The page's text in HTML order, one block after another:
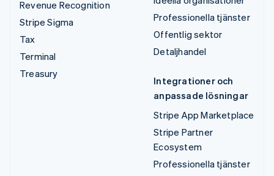
Revenue Recognition
Stripe Sigma
Tax
Terminal
Treasury
Professionella tjänster
Offentlig sektor
Detaljhandel
Integrationer och
anpassade lösningar
Stripe App Marketplace
Stripe Partner
Ecosystem
Professionella tjänster